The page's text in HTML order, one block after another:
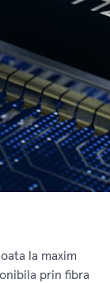
la maxim
prin fibra